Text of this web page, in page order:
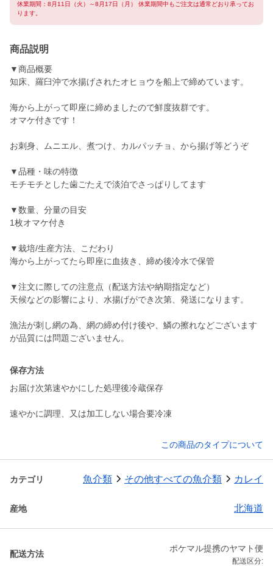
休業期間：8月11日（火）～8月17日（月） 休業期間中もご注文は通常どおり承ってお
ります。
商品説明
▼商品概要
知床、羅臼沖で水揚げされたオヒョウを船上で締めています。
海から上がって即座に締めましたので鮮度抜群です。
オマケ付きです！
お刺身、ムニエル、煮つけ、カルパッチョ、から揚げ等どうぞ
▼品種・味の特徴
モチモチとした歯ごたえで淡泊でさっぱりしてます
▼数量、分量の目安
1枚オマケ付き
▼栽培/生産方法、こだわり
海から上がってたら即座に血抜き、締め後冷水で保管
▼注文に際しての注意点（配送方法や納期指定など）
天候などの影響により、水揚げができ次第、発送になります。
漁法が刺し網の為、網の締め付け後や、鱗の擦れなどございます
が品質には問題ございません。
保存方法
お届け次第速やかにした処理後冷蔵保存
速やかに調理、又は加工しない場合要冷凍
この商品のタイプについて
カテゴリ 魚介類 その他すべての魚介類 カレイ
産地 北海道
配送方法
ポケマル提携のヤマト便
配送区分: